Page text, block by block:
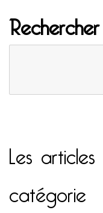
Rechercher
Les
catégorie